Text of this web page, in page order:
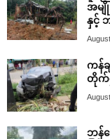
အမျို
နှင့်
ကန်ခ
တိုက်
ဘန်